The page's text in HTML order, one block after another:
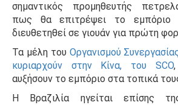
σημαντικός προμηθευτής
πως θα επιτρέψει το
διευθετηθεί σε γιουάν για πρώτη
Τα μέλη του Οργανισμού
κυριαρχούν στην Κίνα, του SCO
αυξήσουν το εμπόριο στα τοπικά
Η Βραζιλία ηγείται επίσης